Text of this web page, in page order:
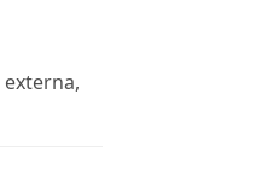
externa,